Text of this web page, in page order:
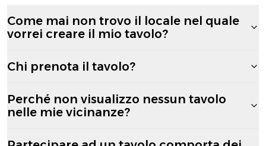
Come mai non trovo il locale nel quale
vorrei creare il mio tavolo?
Chi prenota il tavolo?
Perché non visualizzo nessun tavolo
nelle mie vicinanze?